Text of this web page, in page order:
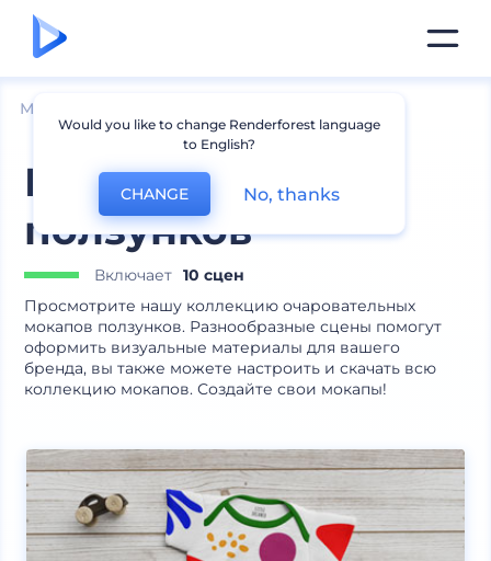
Мокапы
Набор мокапов
ползунков
Включает 10 сцен
Просмотрите нашу коллекцию очаровательных
мокапов ползунков. Разнообразные сцены помогут
оформить визуальные материалы для вашего
бренда, вы также можете настроить и скачать всю
коллекцию мокапов. Создайте свои мокапы!
Would you like to change Renderforest language
to English?
CHANGE No, thanks